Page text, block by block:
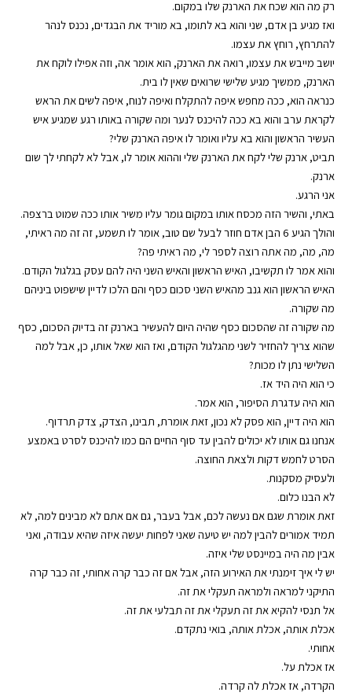
רק מה הוא שכח את הארנק שלו במקום.
ואז מגיע בן אדם, שני והוא בא לתומו, בא מוריד את הבגדים, נכנס לנהר
להתרחץ, רוחץ את עצמו.
יושב מייבש את עצמו, רואה את הארנק, הוא אומר אה, וזה אפילו לוקח את
הארנק, ממשיך מגיע שלישי שרואים שאין לו בית.
כנראה הוא, ככה מחפש איפה להתקלח ואיפה לנוח, איפה לשים את הראש
לקראת ערב והוא בא ככה להיכנס לנער ומה שקורה באותו רגע שמגיע איש
העשיר הראשון והוא בא עליו ואומר לו איפה הארנק שלי?
תביט, ארנק שלי לקח את הארנק שלי וההוא אומר לו, אבל לא לקחתי לך שום
ארנק.
אני הרגע.
באתי, והשיר הזה מכסח אותו במקום גומר עליו משיר אותו ככה שמוט ברצפה.
והולך הגיע 6 הבן אדם חוזר לבעל שם טוב, אומר לו תשמע, זה זה מה ראיתי,
מה, מה, מה אתה רוצה לספר לי, מה ראיתי פה?
והוא אמר לו תקשיבו, האיש הראשון והאיש השני היה להם עסק בגלגול הקודם.
האיש הראשון הוא גנב מהאיש השני סכום כסף והם הלכו לדיין שישפוט ביניהם
מה שקורה.
מה שקורה זה שהסכום כסף שהיה היום להעשיר בארנק זה בדיוק הסכום, כסף
שהוא צריך להחזיר לשני מהגלגול הקודם, ואז הוא שאל אותו, כן, אבל למה
השלישי נתן לו מכות?
כי הוא היה היד אז.
הוא היה עדגרת הסיפור, הוא אמר.
הוא היה דיין, הוא פסק לא נכון, זאת אומרת, תבינו, הצדק, צדק תרדוף.
אנחנו גם אותו לא יכולים להבין עד סוף החיים הם כמו להיכנס לסרט באמצע
הסרט לחמש דקות ולצאת החוצה.
ולעסיק מסקנות.
לא הבנו כלום.
זאת אומרת שגם אם נעשה לכם, אבל בעבר, גם אם אתם לא מבינים למה, לא
תמיד אמורים להבין למה יש טיעה שאני לפחות יעשה איזה שהיא עבודה, ואני
אבין מה היה במיינסט שלי איזה.
יש לי איך זימנתי את האירוע הזה, אבל אם זה כבר קרה אחותי, זה כבר קרה
התיקני למראה ולמראה תעקלי את זה.
אל תנסי להקיא את זה תעקלי את זה תבלעי את זה.
אכלת אותה, אכלת אותה, בואי נתקדם.
אחותי.
אז אכלת על.
הקרדה, אז אכלת לה קרדה.